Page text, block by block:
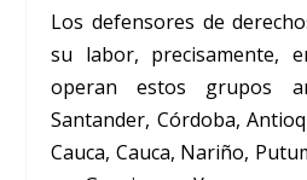
Los defensores de
su labor, precisamente,
operan estos grupos
Santander, Córdoba,
Cauca, Cauca, Nariño,